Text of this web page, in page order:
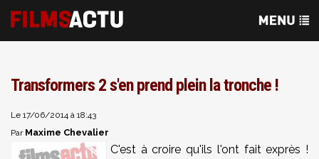
Transformers 2 s'en prend plein la tronche !
Le 17/06/2014 à 18:43
Par Maxime Chevalier
C'est à croire qu'ils l'ont fait exprès !